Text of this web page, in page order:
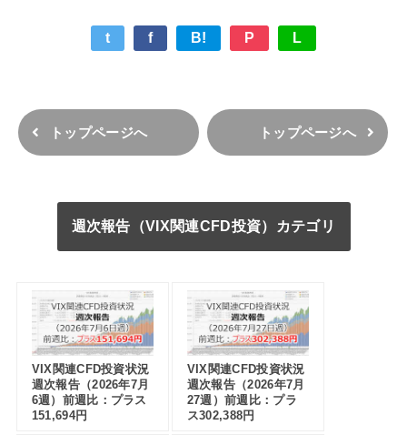
t f B! P L
トップページへ トップページへ
週次報告（VIX関連CFD投資）カテゴリ
VIX関連CFD投資状況
週次報告（2026年7月
6週）前週比：プラス
151,694円
VIX関連CFD投資状況
週次報告（2026年7月
27週）前週比：プラ
ス302,388円